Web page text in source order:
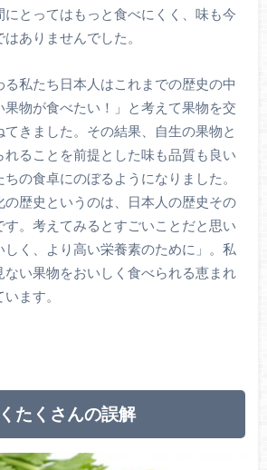
にとってはもっと食べにくく、味も今
ありませんでした。
る私たち日本人はこれまでの歴史の中
果物が食べたい！」と考えて果物を交
きました。その結果、自生の果物と
ることを前提とした味も品質も良い
の食卓にのぼるようになりました。
歴史というのは、日本人の歴史その
す。考えてみるとすごいことだと思い
しく、より高い栄養素のために」。私
ない果物をおいしく食べられる恵まれ
ます。
たくさんの誤解